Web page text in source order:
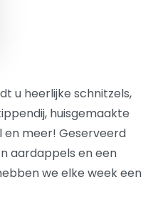
u heerlijke schnitzels,
huisgemaakte
en meer! Geserveerd
aardappels en een
we elke week een